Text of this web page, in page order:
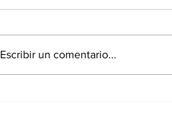
Escribir un comentario...